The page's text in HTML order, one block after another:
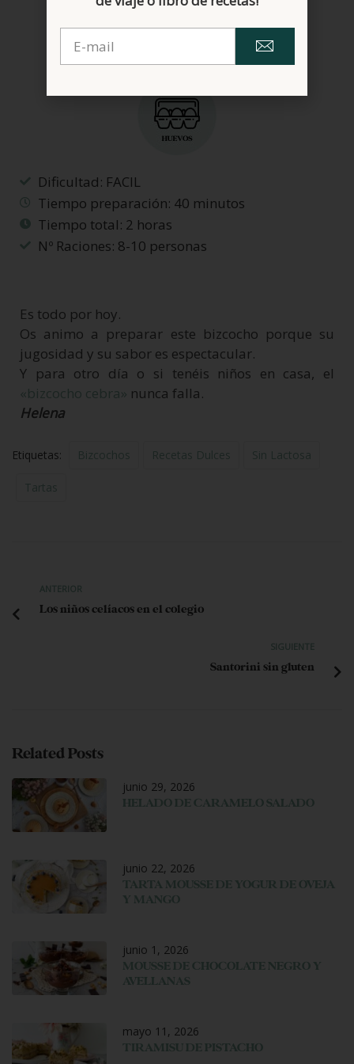
Dificultad: FACIL
Tiempo preparación: 40 minutos
Tiempo total: 2 horas
Nº Raciones: 8-10 personas
Es todo por hoy.
Os animo a preparar este bizcocho porque su
jugosidad y su sabor es espectacular.
Y para otro día o si tenéis niños en casa, el
«bizcocho cebra» nunca falla.
Helena
Etiquetas: Bizcochos Recetas Dulces Sin Lactosa
Tartas
ANTERIOR
Los niños celíacos en el colegio
SIGUIENTE
Santorini sin gluten
Related Posts
junio 29, 2026
HELADO DE CARAMELO SALADO
junio 22, 2026
TARTA MOUSSE DE YOGUR DE OVEJA
Y MANGO
junio 1, 2026
MOUSSE DE CHOCOLATE NEGRO Y
AVELLANAS
mayo 11, 2026
TIRAMISU DE PISTACHO